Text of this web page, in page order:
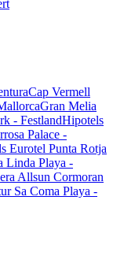
Cap Vermell
Gran Melia
- FestlandHipotels
Palace -
Eurotel Punta Rotja
Linda Playa -
Allsun Cormoran
Sa Coma Playa -